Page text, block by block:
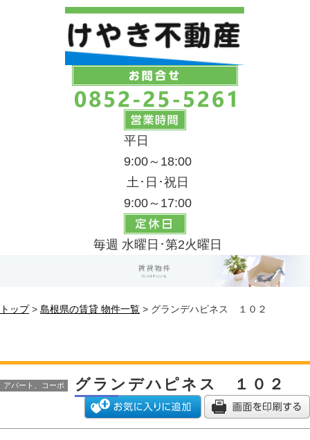
平日
9:00～18:00
土･日･祝日
9:00～17:00
毎週 水曜日･第2火曜日
トップ> 島根県の賃貸 物件一覧 > グランデハピネス １０２
アパート、コーポ グランデハピネス １０２